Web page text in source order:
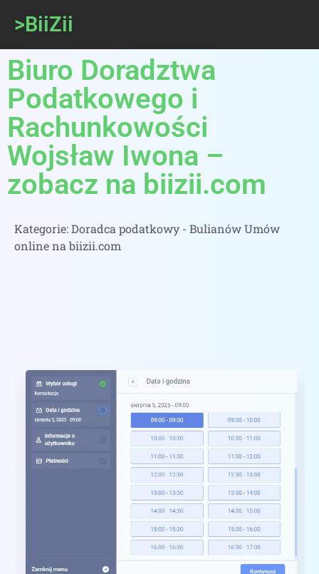
>BiiZii
Biuro Doradztwa
Podatkowego i
Rachunkowości
Wojsław Iwona –
zobacz na biizii.com
Kategorie:Doradca podatkowy - Bulianów Umów
online na biizii.com